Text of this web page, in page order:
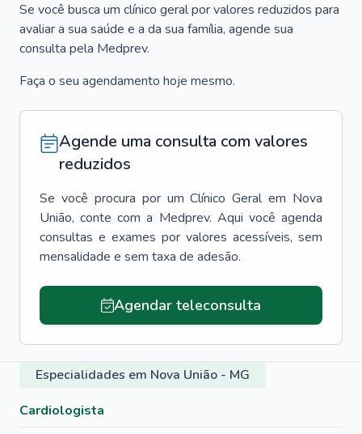
Se você busca um clínico geral por valores reduzidos para
avaliar a sua saúde e a da sua família, agende sua
consulta pela Medprev.
Faça o seu agendamento hoje mesmo.
Agende uma consulta com valores
reduzidos
Se você procura por um Clínico Geral em Nova
União, conte com a Medprev. Aqui você agenda
consultas e exames por valores acessíveis, sem
mensalidade e sem taxa de adesão.
Agendar teleconsulta
Especialidades em Nova União - MG
Cardiologista